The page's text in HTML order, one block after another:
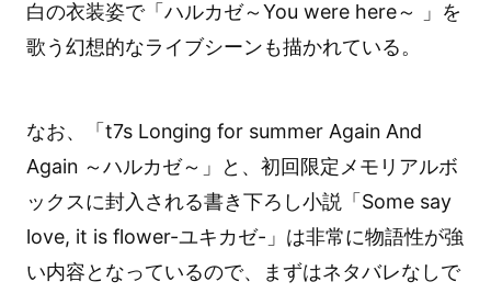
白の衣装姿で「ハルカゼ～You were here～ 」を
歌う幻想的なライブシーンも描かれている。
なお、「t7s Longing for summer Again And
Again ～ハルカゼ～」と、初回限定メモリアルボ
ックスに封入される書き下ろし小説「Some say
love, it is flower-ユキカゼ-」は非常に物語性が強
い内容となっているので、まずはネタバレなしで